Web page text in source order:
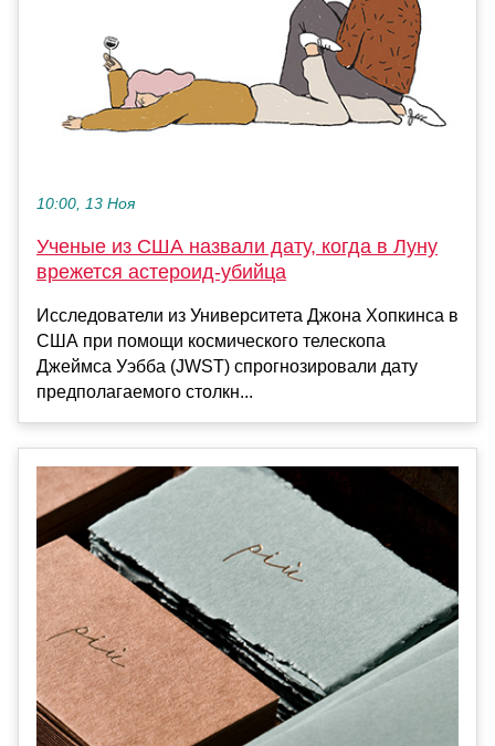
10:00, 13 Ноя
Ученые из США назвали дату, когда в Луну
врежется астероид-убийца
Исследователи из Университета Джона Хопкинса в
США при помощи космического телескопа
Джеймса Уэбба (JWST) спрогнозировали дату
предполагаемого столкн...